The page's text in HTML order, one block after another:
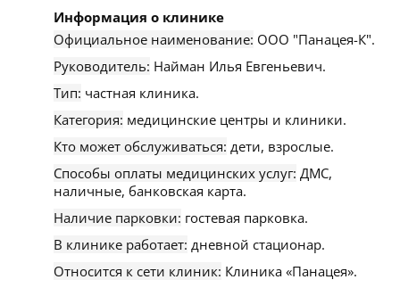
Информация о клинике
Официальное наименование: ООО "Панацея-К".
Руководитель: Найман Илья Евгеньевич.
Тип: частная клиника.
Категория: медицинские центры и клиники.
Кто может обслуживаться: дети, взрослые.
Способы оплаты медицинских услуг: ДМС,
наличные, банковская карта.
Наличие парковки: гостевая парковка.
В клинике работает: дневной стационар.
Относится к сети клиник: Клиника «Панацея».